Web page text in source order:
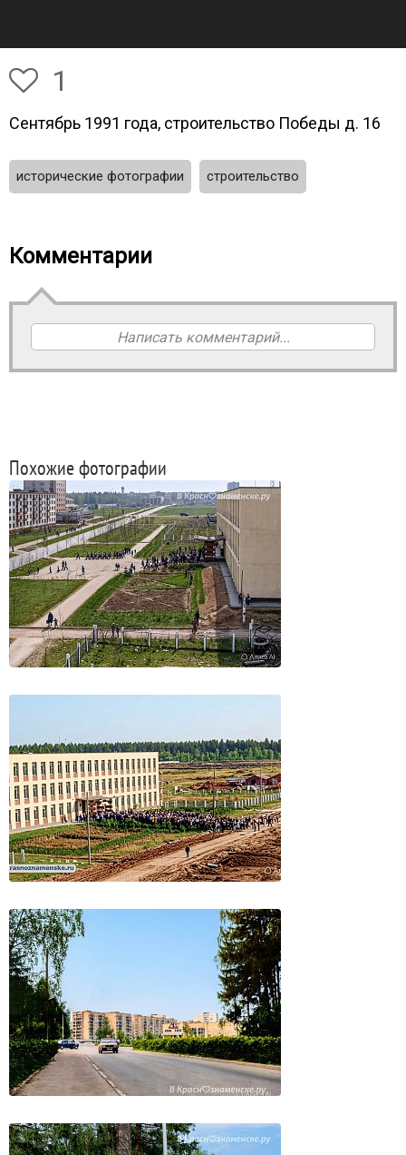
1
Сентябрь 1991 года, строительство Победы д. 16
исторические фотографии строительство
Комментарии
Написать комментарий...
Похожие фотографии